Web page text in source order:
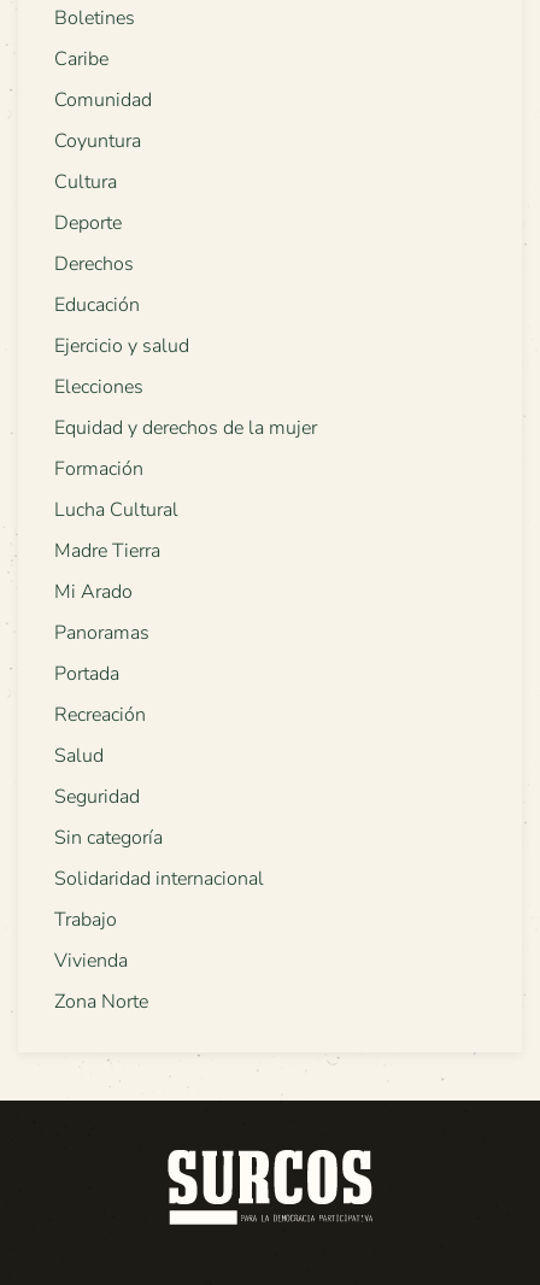
Boletines
Caribe
Comunidad
Coyuntura
Cultura
Deporte
Derechos
Educación
Ejercicio y salud
Elecciones
Equidad y derechos de la mujer
Formación
Lucha Cultural
Madre Tierra
Mi Arado
Panoramas
Portada
Recreación
Salud
Seguridad
Sin categoría
Solidaridad internacional
Trabajo
Vivienda
Zona Norte